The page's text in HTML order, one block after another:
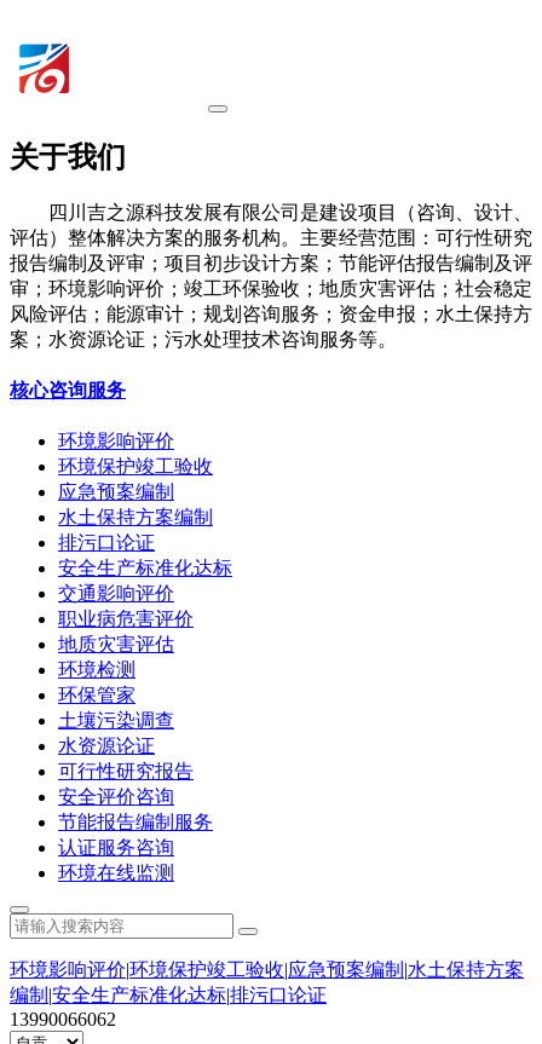
关于我们
四川吉之源科技发展有限公司是建设项目（咨询、设计、
评估）整体解决方案的服务机构。主要经营范围：可行性研究
报告编制及评审；项目初步设计方案；节能评估报告编制及评
审；环境影响评价；竣工环保验收；地质灾害评估；社会稳定
风险评估；能源审计；规划咨询服务；资金申报；水土保持方
案；水资源论证；污水处理技术咨询服务等。
核心咨询服务
环境影响评价
环境保护竣工验收
应急预案编制
水土保持方案编制
排污口论证
安全生产标准化达标
交通影响评价
职业病危害评价
地质灾害评估
环境检测
环保管家
土壤污染调查
水资源论证
可行性研究报告
安全评价咨询
节能报告编制服务
认证服务咨询
环境在线监测
环境影响评价|环境保护竣工验收|应急预案编制 |水土保持方案
编制 |安全生产标准化达标|排污口论证
13990066062